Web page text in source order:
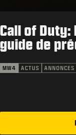
BOUTIQUE
ASSISTANCE
CONNEXION|
Call of
guide de
MW4 ACTUS ANNONCES